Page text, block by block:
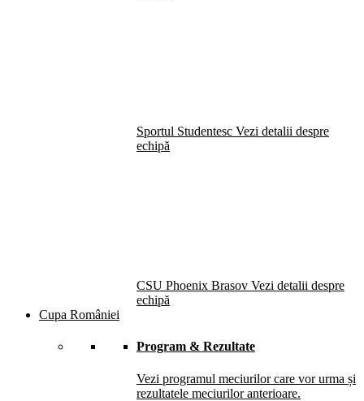
Sportul Studentesc Vezi detalii despre
echipă
CSU Phoenix Brasov Vezi detalii despre
echipă
Cupa României
Program & Rezultate
Vezi programul meciurilor care vor urma și
rezultatele meciurilor anterioare.